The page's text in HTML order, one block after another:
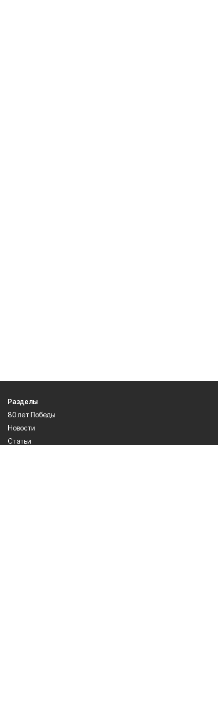
Разделы
80 лет Победы
Новости
Статьи